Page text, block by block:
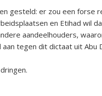
gesteld: er zou een forse
en Etihad wil
aandeelhouders,
tegen dit dictaat uit Abu